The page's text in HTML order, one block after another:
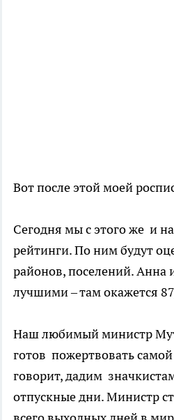
Вот после этой моей
Сегодня мы с этого же и
рейтинги. По ним будут
районов, поселений. Анна
лучшими – там окажется
Наш любимый министр
готов пожертвовать
говорит, дадим
отпускные дни. Министр